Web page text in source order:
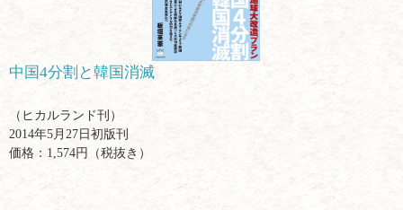
中国4分割と韓国消滅
（ヒカルランド刊）
2014年5月27日初版刊
価格：1,574円（税抜き）